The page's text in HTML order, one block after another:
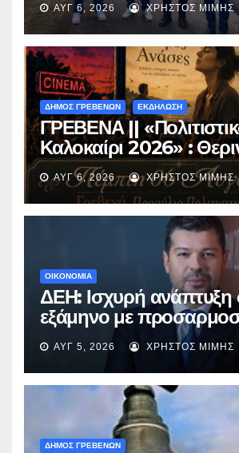
Περιβόλι – Αβδέλλα
ΑΥΓ 6, 2026 ΧΡΉΣΤΟΣ ΜΊΜΗΣ
ΔΗΜΟΣ ΓΡΕΒΕΝΩΝ ΕΚΔΗΛΩΣΗ
ΓΡΕΒΕΝΑ ||
Καλοκαίρι 2026» :
με την βραβευμένη
«Μικρές Ανάσες».
ΑΥΓ 6, 2026 ΧΡΉΣΤΟΣ ΜΊΜΗΣ
ΟΙΚΟΝΟΜΙΑ
ΔΕΗ: Ισχυρή ανάπτυξη
εξάμηνο με
EBITDA στα €1,2 δισ.
ΑΥΓ 5, 2026 ΧΡΉΣΤΟΣ ΜΊΜΗΣ
ΔΗΜΟΣ ΓΡΕΒΕΝΩΝ